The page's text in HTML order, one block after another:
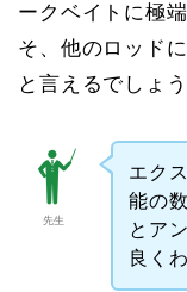
ークベイトに極
そ、他のロッド
と言えるでしょう
先生
エク
能の
とア
良く